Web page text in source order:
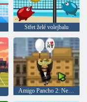
Střet želé volejbalu
Amigo Pancho 2: New York Party